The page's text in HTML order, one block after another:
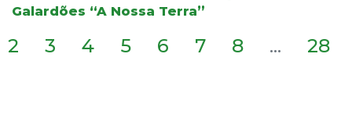
Galardões “A Nossa Terra”
2 3 4 5 6 7 8 ... 28